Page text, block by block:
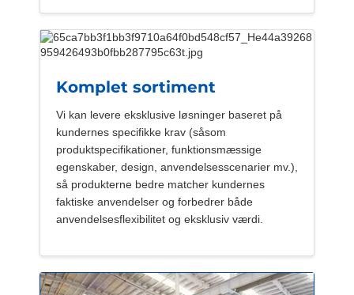
Komplet sortiment
Vi kan levere eksklusive løsninger baseret på
kundernes specifikke krav (såsom
produktspecifikationer, funktionsmæssige
egenskaber, design, anvendelsesscenarier mv.),
så produkterne bedre matcher kundernes
faktiske anvendelser og forbedrer både
anvendelsesflexibilitet og eksklusiv værdi.